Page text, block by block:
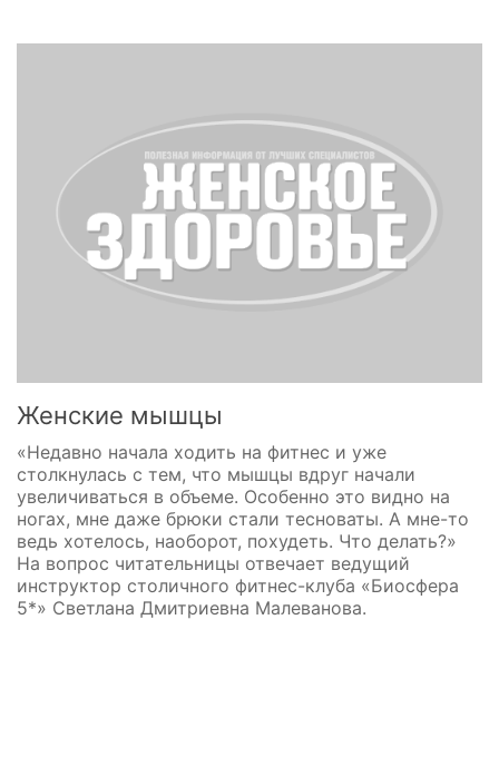
Женские мышцы
«Недавно начала ходить на фитнес и уже
столкнулась с тем, что мышцы вдруг начали
увеличиваться в объеме. Особенно это видно на
ногах, мне даже брюки стали тесноваты. А мне-то
ведь хотелось, наоборот, похудеть. Что делать?»
На вопрос читательницы отвечает ведущий
инструктор столичного фитнес-клуба «Биосфера
5*» Светлана Дмитриевна Малеванова.